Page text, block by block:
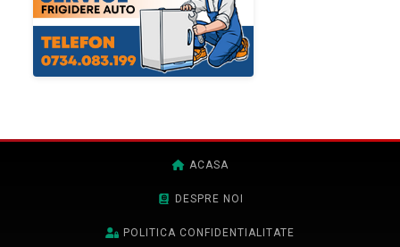
ACASA
DESPRE NOI
POLITICA CONFIDENTIALITATE